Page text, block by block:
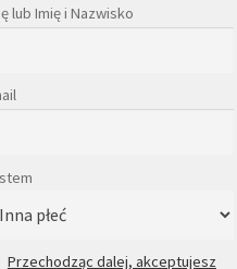
lub Imię i Nazwisko
Przechodząc dalej, akceptujesz